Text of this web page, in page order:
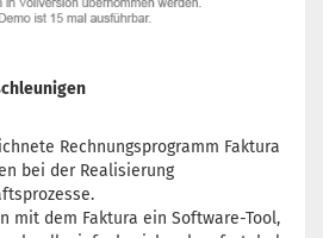
Rechnungsprogramm Faktura
bei der Realisierung
mit dem Faktura ein Software-Tool,